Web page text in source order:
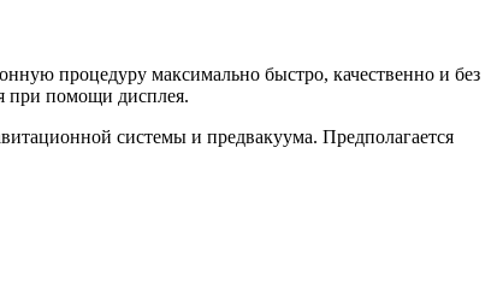
процедуру максимально быстро, качественно и без
при помощи дисплея.
системы и предвакуума. Предполагается